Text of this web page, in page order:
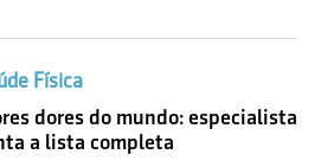
Física
dores do mundo: especialista
a lista completa